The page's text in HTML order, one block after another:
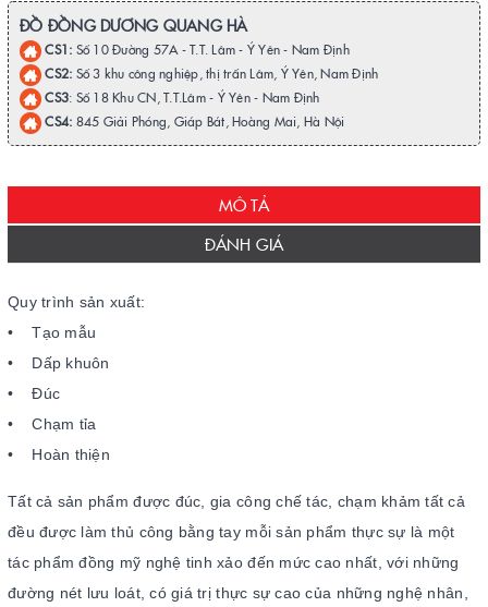
ĐỒ ĐỒNG DƯƠNG QUANG HÀ
CS1: Số 10 Đường 57A - T.T. Lâm - Ý Yên - Nam Định
CS2: Số 3 khu công nghiệp, thị trấn Lâm, Ý Yên, Nam Định
CS3: Số 18 Khu CN, T.T.Lâm - Ý Yên - Nam Định
CS4: 845 Giải Phóng, Giáp Bát, Hoàng Mai, Hà Nội
MÔ TẢ
ĐÁNH GIÁ
Quy trình sản xuất:
• Tạo mẫu
• Dấp khuôn
• Đúc
• Chạm tỉa
• Hoàn thiện
Tất cả sản phẩm được đúc, gia công chế tác, chạm khảm tất cả
đều được làm thủ công bằng tay mỗi sản phẩm thực sự là một
tác phẩm đồng mỹ nghệ tinh xảo đến mức cao nhất, với những
đường nét lưu loát, có giá trị thực sự cao của những nghệ nhân,